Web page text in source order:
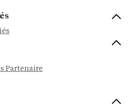
Partenaire